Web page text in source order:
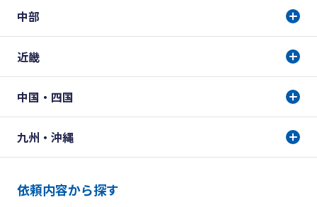
中部
近畿
中国・四国
九州・沖縄
依頼内容から探す